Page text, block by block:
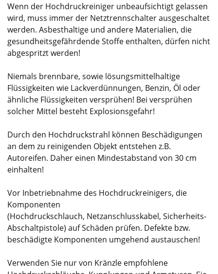
Wenn der Hochdruckreiniger unbeaufsichtigt gelassen
wird, muss immer der Netztrennschalter ausgeschaltet
werden. Asbesthaltige und andere Materialien, die
gesundheitsgefährdende Stoffe enthalten, dürfen nicht
abgespritzt werden!
Niemals brennbare, sowie lösungsmittelhaltige
Flüssigkeiten wie Lackverdünnungen, Benzin, Öl oder
ähnliche Flüssigkeiten versprühen! Bei versprühen
solcher Mittel besteht Explosionsgefahr!
Durch den Hochdruckstrahl können Beschädigungen
an dem zu reinigenden Objekt entstehen z.B.
Autoreifen. Daher einen Mindestabstand von 30 cm
einhalten!
Vor Inbetriebnahme des Hochdruckreinigers, die
Komponenten
(Hochdruckschlauch, Netzanschlusskabel, Sicherheits-
Abschaltpistole) auf Schäden prüfen. Defekte bzw.
beschädigte Komponenten umgehend austauschen!
Verwenden Sie nur von Kränzle empfohlene